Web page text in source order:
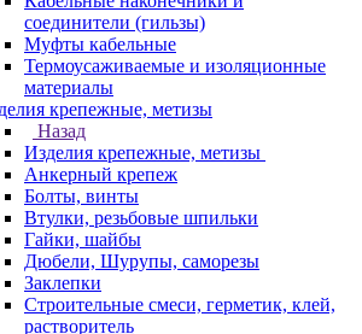
соединители (гильзы)
Муфты кабельные
Термоусаживаемые и изоляционные
материалы
крепежные, метизы
Назад
Изделия крепежные, метизы
Анкерный крепеж
Болты, винты
Втулки, резьбовые шпильки
Гайки, шайбы
Дюбели, Шурупы, саморезы
Заклепки
Строительные смеси, герметик, клей,
растворитель